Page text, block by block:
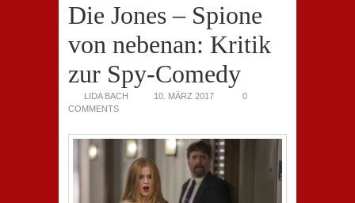
Die Jones – Spione
von nebenan: Kritik
zur Spy-Comedy
LIDA BACH 10. MÄRZ 2017
0
COMMENTS